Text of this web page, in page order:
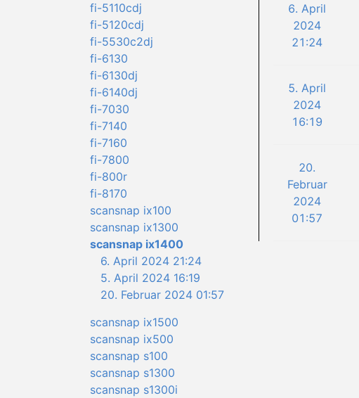
fi-5110cdj
fi-5120cdj
fi-5530c2dj
fi-6130
fi-6130dj
fi-6140dj
fi-7030
fi-7140
fi-7160
fi-7800
fi-800r
fi-8170
scansnap ix100
scansnap ix1300
scansnap ix1400
6. April 2024 21:24
5. April 2024 16:19
20. Februar 2024 01:57
scansnap ix1500
scansnap ix500
scansnap s100
scansnap s1300
scansnap s1300i
6. April
2024
21:24
5. April
2024
16:19
20.
Februar
2024
01:57